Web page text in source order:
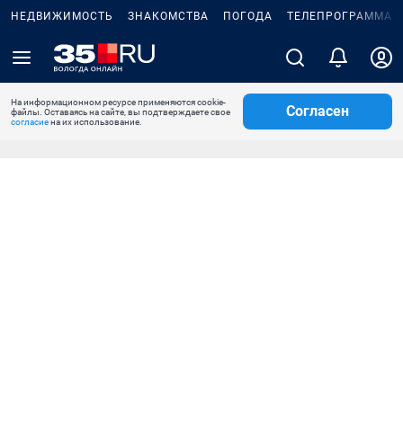
НЕДВИЖИМОСТЬ ЗНАКОМСТВА ПОГОДА ТЕЛЕПРОГРАММА
На информационном ресурсе применяются cookie-
файлы. Оставаясь на сайте, вы подтверждаете свое
согласиена их использование.
Согласен